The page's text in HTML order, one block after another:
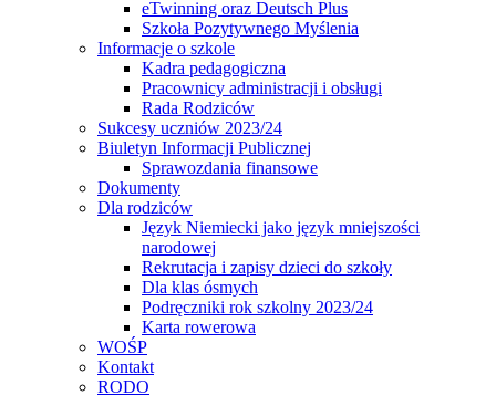
eTwinning oraz Deutsch Plus
Szkoła Pozytywnego Myślenia
Informacje o szkole
Kadra pedagogiczna
Pracownicy administracji i obsługi
Rada Rodziców
Sukcesy uczniów 2023/24
Biuletyn Informacji Publicznej
Sprawozdania finansowe
Dokumenty
Dla rodziców
Język Niemiecki jako język mniejszości
narodowej
Rekrutacja i zapisy dzieci do szkoły
Dla klas ósmych
Podręczniki rok szkolny 2023/24
Karta rowerowa
WOŚP
Kontakt
RODO